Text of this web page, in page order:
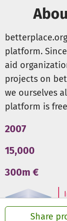
Share
Jeden Tag
meisten dieser
anderweitig
ein Kind zum
Unterkunft, über
Versorgung, bis
und
Dinge des
ausrüstung
Kinder nicht.
Wir versuchen,
Nahrung und
schulischen
Unterbringung
platform.
aid
projects on
we ourselves
platform is
2007
15,000
300m €